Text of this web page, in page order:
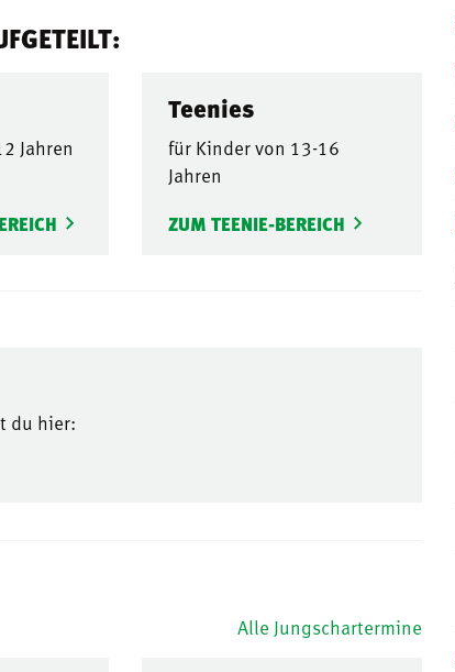
Jahren
Teenies
für Kinder von 13-16
Jahren
ZUM TEENIE-BEREICH
du hier:
Alle Jungschartermine